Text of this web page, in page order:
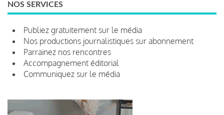
NOS SERVICES
Publiez gratuitement sur le média
Nos productions journalistiques sur abonnement
Parrainez nos rencontres
Accompagnement éditorial
Communiquez sur le média